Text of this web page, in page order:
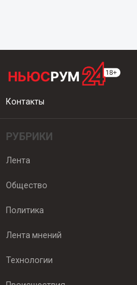
Контакты
РУБРИКИ
Лента
Общество
Политика
Лента мнений
Технологии